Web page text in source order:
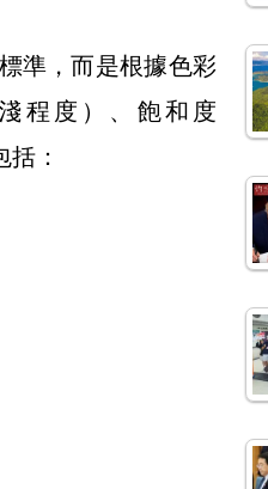
準，而是根據色彩
程度）、飽和度
：